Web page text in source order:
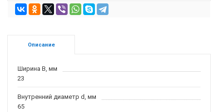
Описание
Ширина B, мм
23
Внутренний диаметр d, мм
65